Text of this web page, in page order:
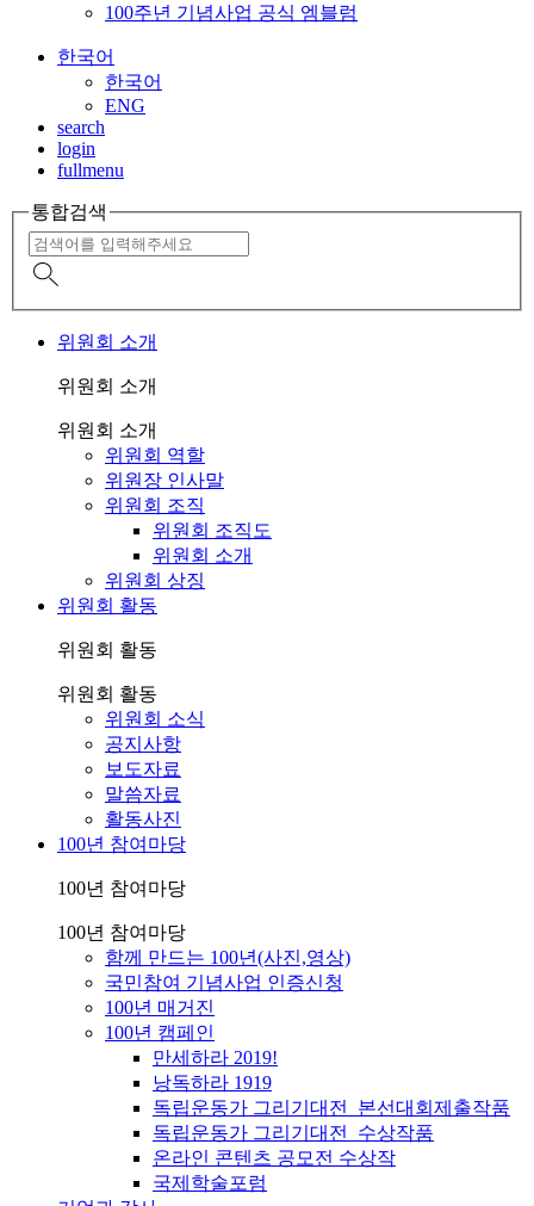
100주년 기념사업 공식 엠블럼
한국어
한국어
ENG
search
login
fullmenu
통합검색
위원회 소개
위원회 소개
위원회 소개
위원회 역할
위원장 인사말
위원회 조직
위원회 조직도
위원회 소개
위원회 상징
위원회 활동
위원회 활동
위원회 활동
위원회 소식
공지사항
보도자료
말씀자료
활동사진
100년 참여마당
100년 참여마당
100년 참여마당
함께 만드는 100년(사진,영상)
국민참여 기념사업 인증신청
100년 매거진
100년 캠페인
만세하라 2019!
낭독하라 1919
독립운동가 그리기대전_본선대회제출작품
독립운동가 그리기대전_수상작품
온라인 콘텐츠 공모전 수상작
국제학술포럼